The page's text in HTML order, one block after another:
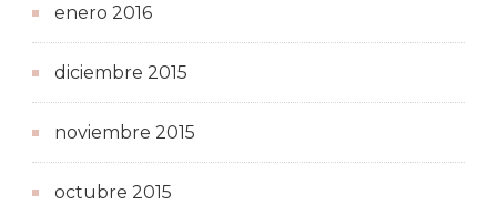
enero 2016
diciembre 2015
noviembre 2015
octubre 2015